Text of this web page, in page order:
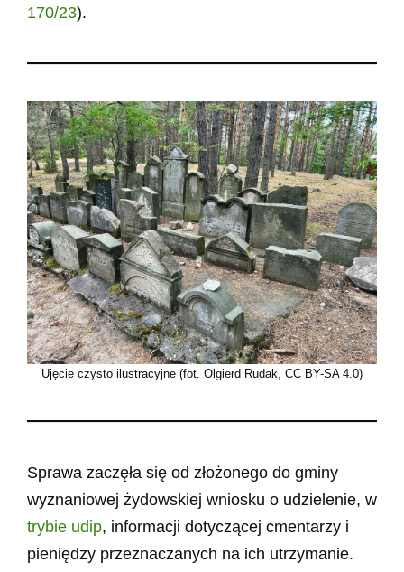
170/23).
Ujęcie czysto ilustracyjne (fot. Olgierd Rudak, CC BY-SA 4.0)
Sprawa zaczęła się od złożonego do gminy
wyznaniowej żydowskiej wniosku o udzielenie, w
trybie udip, informacji dotyczącej cmentarzy i
pieniędzy przeznaczanych na ich utrzymanie.